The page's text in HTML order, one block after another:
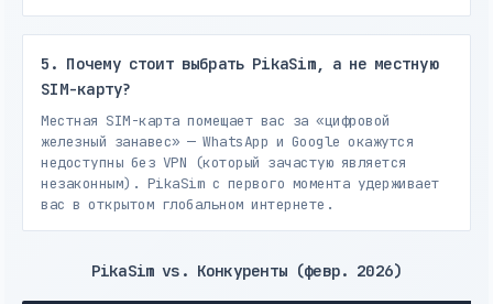
5. Почему стоит выбрать PikaSim, а не местную
SIM-карту?
Местная SIM-карта помещает вас за «цифровой
железный занавес» — WhatsApp и Google окажутся
недоступны без VPN (который зачастую является
незаконным). PikaSim с первого момента удерживает
вас в открытом глобальном интернете.
PikaSim vs. Конкуренты (февр. 2026)